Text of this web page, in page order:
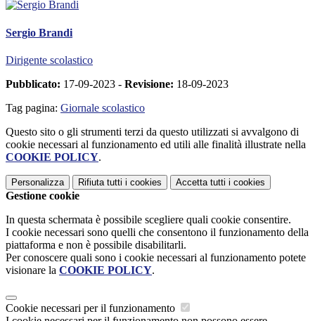
Sergio Brandi
Dirigente scolastico
Pubblicato: 17-09-2023 - Revisione: 18-09-2023
Tag pagina: Giornale scolastico
Questo sito o gli strumenti terzi da questo utilizzati si avvalgono di
cookie necessari al funzionamento ed utili alle finalità illustrate nella
COOKIE POLICY.
Personalizza Rifiuta tutti i cookies Accetta tutti i cookies
Gestione cookie
In questa schermata è possibile scegliere quali cookie consentire.
I cookie necessari sono quelli che consentono il funzionamento della
piattaforma e non è possibile disabilitarli.
Per conoscere quali sono i cookie necessari al funzionamento potete
visionare la COOKIE POLICY.
Cookie necessari per il funzionamento